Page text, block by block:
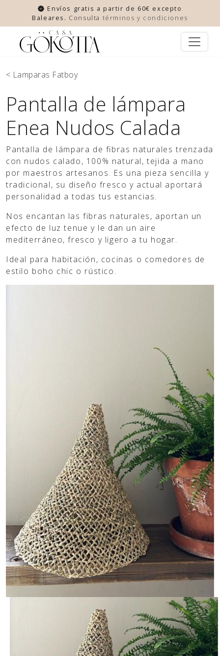
Envíos gratis a partir de 60€ excepto
Baleares. Consulta términos y condiciones
< Lamparas Fatboy
Pantalla de lámpara
Enea Nudos Calada
Pantalla de lámpara de fibras naturales trenzada
con nudos calado, 100% natural, tejida a mano
por maestros artesanos. Es una pieza sencilla y
tradicional, su diseño fresco y actual aportará
personalidad a todas tus estancias.
Nos encantan las fibras naturales, aportan un
efecto de luz tenue y le dan un aire
mediterráneo, fresco y ligero a tu hogar.
Ideal para habitación, cocinas o comedores de
estilo boho chic o rústico.